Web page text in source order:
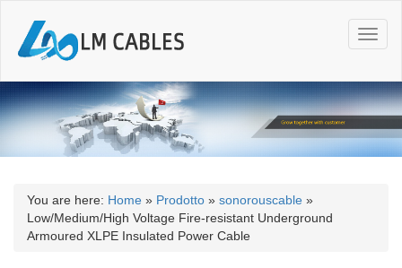
T
o
g
l
n
a
You are here: Home » Prodotto » sonorouscable »
Low/Medium/High Voltage Fire-resistant Underground
Armoured XLPE Insulated Power Cable